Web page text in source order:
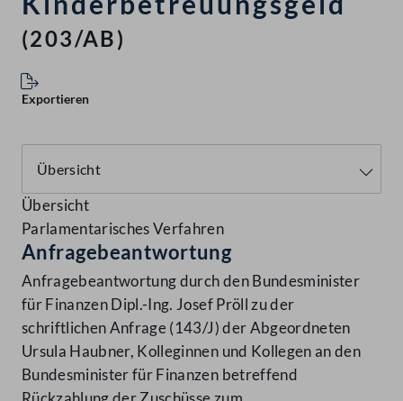
(203/AB)
Exportieren
Übersicht
Parlamentarisches Verfahren
Anfragebeantwortung
Anfragebeantwortung durch den Bundesminister
für Finanzen Dipl.-Ing. Josef Pröll zu der
schriftlichen Anfrage (143/J) der Abgeordneten
Ursula Haubner, Kolleginnen und Kollegen an den
Bundesminister für Finanzen betreffend